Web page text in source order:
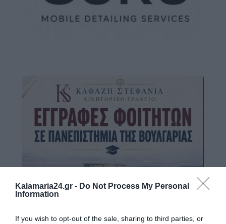
Kalamaria24.gr - Do Not Process My Personal
Information
If you wish to opt-out of the sale, sharing to third parties, or